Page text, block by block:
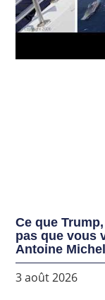
Ce que
pas que vous
Antoine
3 août 2026